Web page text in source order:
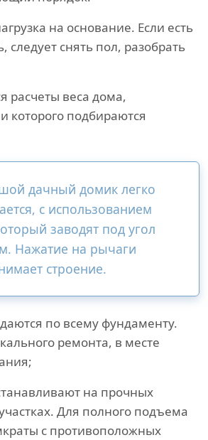
на основание. Если есть
следует снять пол, разобрать
расчеты веса дома,
которого подбираются
дачный домик легко
с использованием
заводят под угол
Нажатие на рычаги
строение.
по всему фундаменту.
ремонта, в месте
на прочных
Для полного подъема
с противоположных